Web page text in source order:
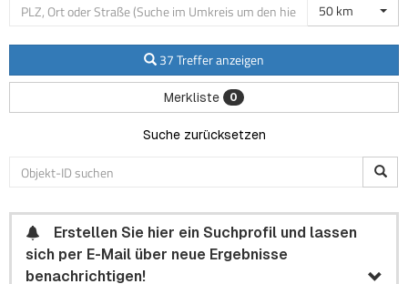
50 km
37 Treffer anzeigen
Merkliste 0
Suche zurücksetzen
Erstellen Sie hier ein Suchprofil und lassen
sich per E-Mail über neue Ergebnisse
benachrichtigen!